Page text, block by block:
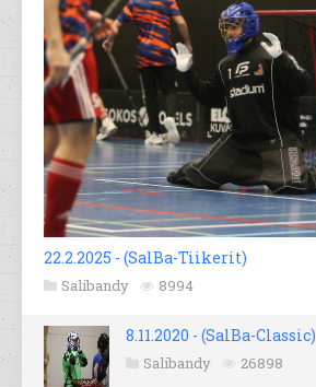
22.2.2025 - (SalBa-Tiikerit)
Salibandy 8994
8.11.2020 - (SalBa-Classic)
Salibandy 26898